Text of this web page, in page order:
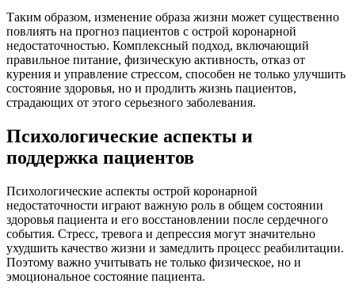
Таким образом, изменение образа жизни может существенно
повлиять на прогноз пациентов с острой коронарной
недостаточностью. Комплексный подход, включающий
правильное питание, физическую активность, отказ от
курения и управление стрессом, способен не только улучшить
состояние здоровья, но и продлить жизнь пациентов,
страдающих от этого серьезного заболевания.
Психологические аспекты и
поддержка пациентов
Психологические аспекты острой коронарной
недостаточности играют важную роль в общем состоянии
здоровья пациента и его восстановлении после сердечного
события. Стресс, тревога и депрессия могут значительно
ухудшить качество жизни и замедлить процесс реабилитации.
Поэтому важно учитывать не только физическое, но и
эмоциональное состояние пациента.